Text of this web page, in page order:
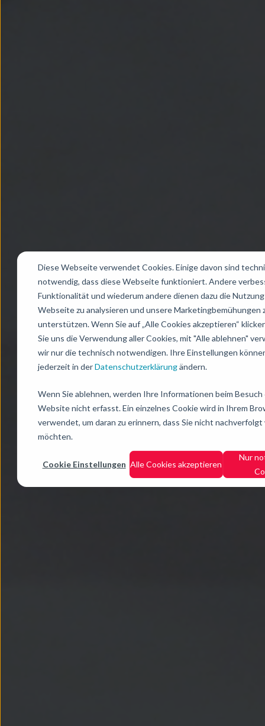
Diese Webseite verwendet Cookies. Einige davon sind
notwendig, dass diese Webseite funktioniert. Andere
Funktionalität und wiederum andere dienen dazu die
Webseite zu analysieren und unsere Marketingbemühungen
unterstützen. Wenn Sie auf „Alle Cookies akzeptieren“
Sie uns die Verwendung aller Cookies, mit "Alle ablehnen"
wir nur die technisch notwendigen. Ihre Einstellungen
jederzeit in derDatenschutzerklärungändern.
Wenn Sie ablehnen, werden Ihre Informationen beim Besuch
Website nicht erfasst. Ein einzelnes Cookie wird in Ihrem
verwendet, um daran zu erinnern, dass Sie nicht
möchten.
Cookie Einstellungen Alle Cookies akzeptieren
Nur